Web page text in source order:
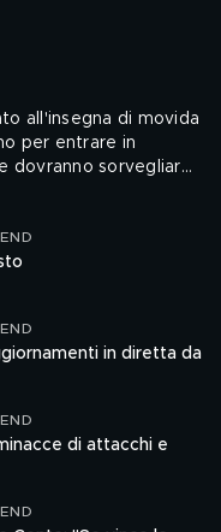
all'insegna di movida
per entrare in
dovranno sorvegliare
in diretta da
di attacchi e